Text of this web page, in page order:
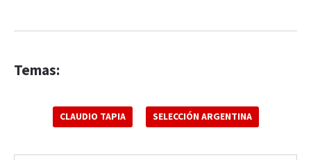
Temas:
CLAUDIO TAPIA SELECCIÓN ARGENTINA